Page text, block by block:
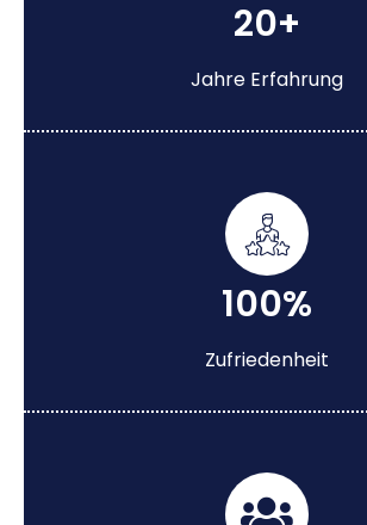
20+
Jahre Erfahrung
100%
Zufriedenheit